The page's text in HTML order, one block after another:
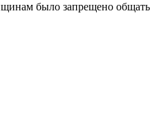
было запрещено